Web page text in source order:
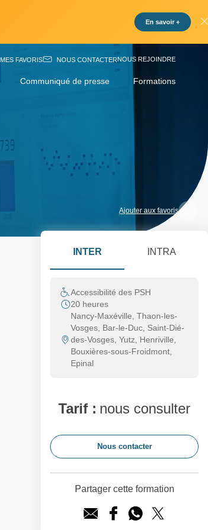
En savoir +
MES FAVORIS NOUS CONTACTERNOUS REJOINDRE
Communiqué de presse Formations
Ajouter aux favoris
INTER INTRA
Accessibilité des PSH
20 heures
Nancy-Maxéville, Thaon-les-
Vosges, Bar-le-Duc, Saint-Dié-
des-Vosges, Yutz, Henriville,
Bouxières-sous-Froidmont,
Epinal
Tarif : nous consulter
Nous contacter
Partager cette formation